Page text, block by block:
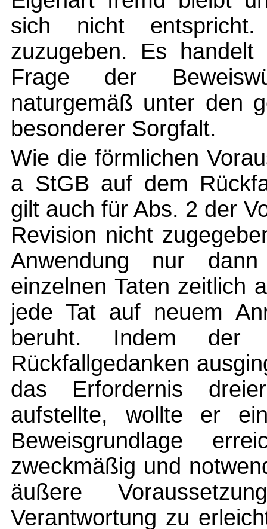
sich nicht
zuzugeben. Es
Frage der
naturgemäß unter den
besonderer Sorgfalt.
Wie die förmlichen
a StGB auf dem
gilt auch für Abs. 2 der
Revision nicht
Anwendung nur
einzelnen Taten zeitlich
jede Tat auf neuem
beruht. Indem der
Rückfallgedanken
das Erfordernis
aufstellte, wollte er
Beweisgrundlage
zweckmäßig und
äußere
Verantwortung zu